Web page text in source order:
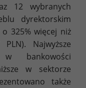
12 wybranych
dyrektorskim
325% więcej niż
Najwyższe
w bankowości
w sektorze
także